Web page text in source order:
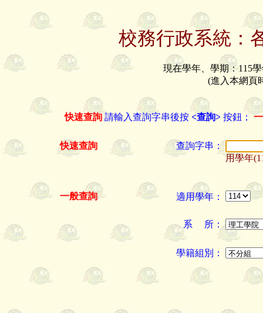
校務行政系統：
現在學年、學期：115
(進入本網頁
快速查詢 請輸入查詢字串後按 <查詢> 按鈕；
快速查詢
查詢字串：
用學年
一般查詢 適用學年：
系 所：
學籍組別：